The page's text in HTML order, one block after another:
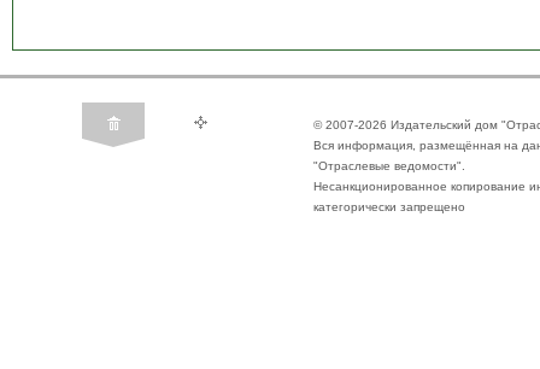
© 2007-2026 Издательский дом
Вся информация, размещённая на
"Отраслевые ведомости".
Несанкционированное копирование
категорически запрещено